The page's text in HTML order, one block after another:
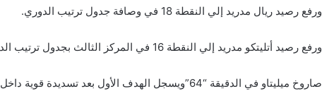
ورفع رصيد ريال مدريد إلي النقطة 18 في وصافة جدول ترتيب الدوري.
ورفع رصيد أتليتكو مدريد إلي النقطة 16 في المركز الثالث بجدول ترتيب الدوري.
صاروخ ميليتاو في الدقيقة “64”ويسجل الهدف الأول بعد تسديدة قوية داخل منطقة الجزاء.